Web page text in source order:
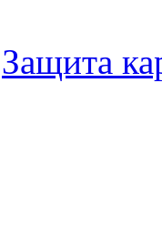
Защита